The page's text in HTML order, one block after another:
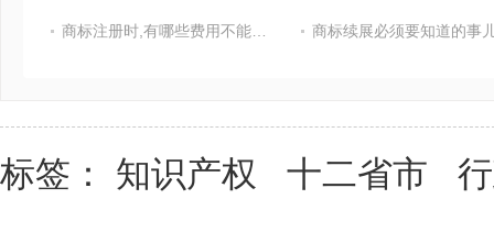
商标续展必须要知道的事
标签： 知识产权 十二省市